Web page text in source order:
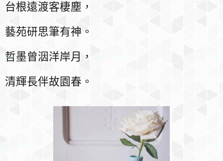
台根遠渡客棲塵，
藝苑研思筆有神。
哲墨曾洇洋岸月，
清輝長伴故園春。